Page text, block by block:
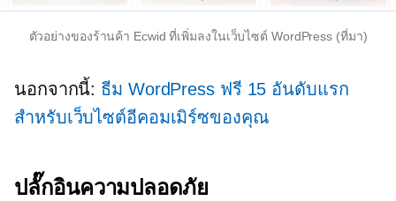
ตัวอย่างของร้านค้า Ecwid ที่เพิ่มลงในเว็บไซต์ WordPress (ที่มา)
นอกจากนี้: ธีม WordPress ฟรี 15 อันดับแรก
สำหรับเว็บไซต์อีคอมเมิร์ซของคุณ
ปลั๊กอินความปลอดภัย